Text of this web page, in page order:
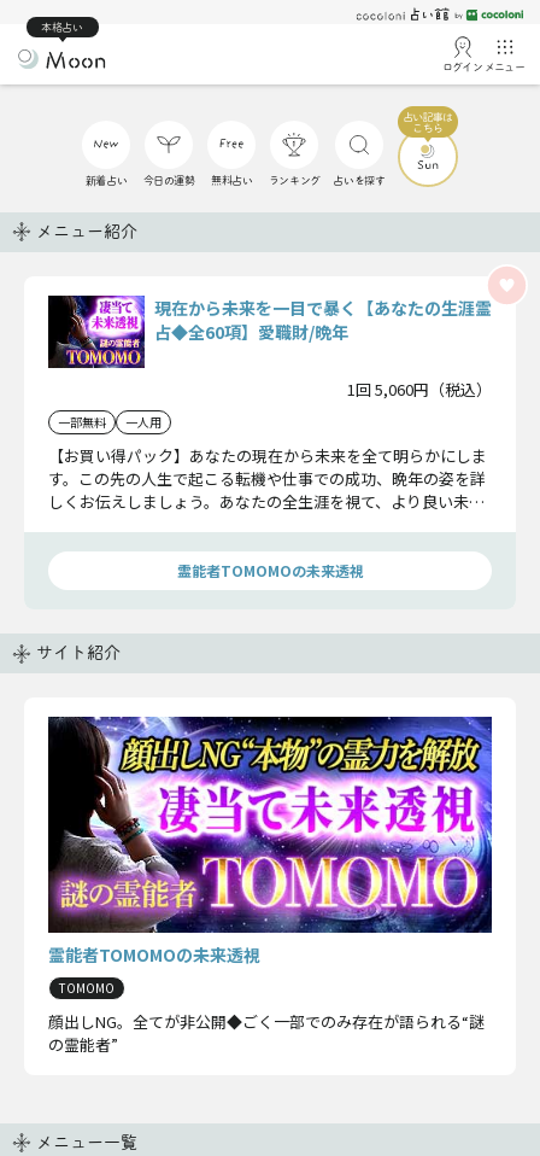
本格占い
ログイン メニュー
新着占い 今日の運勢 無料占い ランキング 占いを探す
メニュー紹介
現在から未来を一目で暴く【あなたの生涯霊
占◆全60項】愛職財/晩年
1回 5,060円（税込）
一部無料 一人用
【お買い得パック】あなたの現在から未来を全て明らかにしま
す。この先の人生で起こる転機や仕事での成功、晩年の姿を詳
しくお伝えしましょう。あなたの全生涯を視て、より良い未来
霊能者TOMOMOの未来透視
サイト紹介
霊能者TOMOMOの未来透視
TOMOMO
顔出しNG。全てが非公開◆ごく一部でのみ存在が語られる“謎
の霊能者”
メニュー一覧